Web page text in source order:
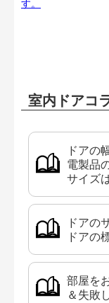
す。
室内ドアコ
ドアの
電製品
サイズ
ドアの
ドアの
部屋を
＆失敗